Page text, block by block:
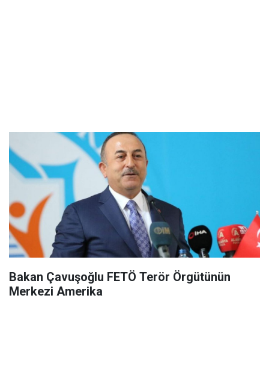
Bakan Çavuşoğlu FETÖ Terör Örgütünün
Merkezi Amerika